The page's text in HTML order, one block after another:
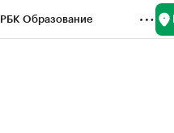
РБК Образование